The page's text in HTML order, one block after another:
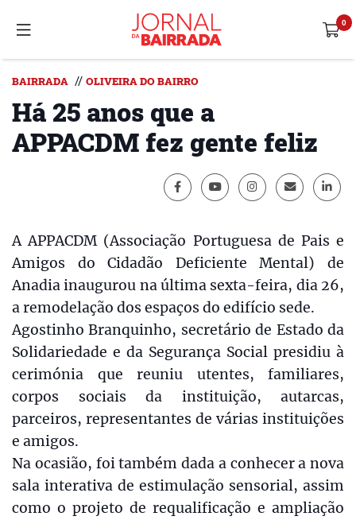
BAIRRADA // OLIVEIRA DO BAIRRO
Há 25 anos que a
APPACDM fez gente feliz
A APPACDM (Associação Portuguesa de Pais e
Amigos do Cidadão Deficiente Mental) de
Anadia inaugurou na última sexta-feira, dia 26,
a remodelação dos espaços do edifício sede.
Agostinho Branquinho, secretário de Estado da
Solidariedade e da Segurança Social presidiu à
cerimónia que reuniu utentes, familiares,
corpos sociais da instituição, autarcas,
parceiros, representantes de várias instituições
e amigos.
Na ocasião, foi também dada a conhecer a nova
sala interativa de estimulação sensorial, assim
como o projeto de requalificação e ampliação